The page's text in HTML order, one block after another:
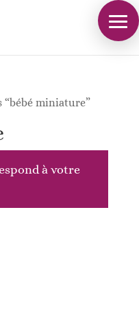
miniature”
à votre